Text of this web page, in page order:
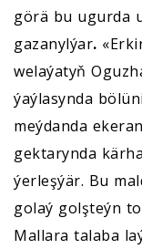
görä bu ugurda
gazanylýar.
welaýatyň
ýaýlasynda
meýdanda
gektarynda
ýerleşýär. Bu
golaý golşteýn
Mallara talaba